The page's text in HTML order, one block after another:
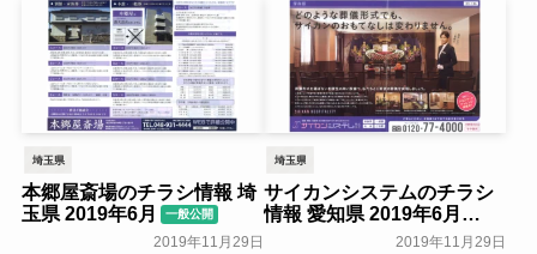
埼玉県
本郷屋斎場のチラシ情報 埼
玉県 2019年6月
一般公開
2019年11月29日
埼玉県
サイカンシステムのチラシ
情報 愛知県 2019年6月
2019年11月29日